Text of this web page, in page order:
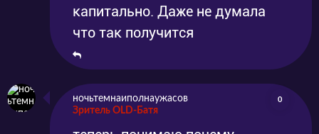
капитально. Даже не думала
что так получится
ночьтемнаиполнаужасов
Зритель OLD-Батя
0